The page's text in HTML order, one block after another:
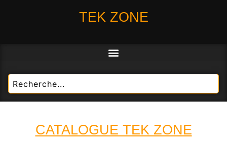
TEK ZONE
CATALOGUE TEK ZONE